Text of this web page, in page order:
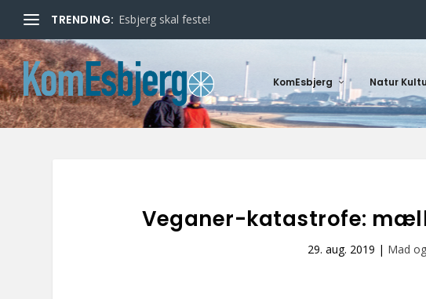
TRENDING: Esbjerg skal feste!
KomEsbjerg Natur
Veganer-katastrofe:
29. aug. 2019 | Mad